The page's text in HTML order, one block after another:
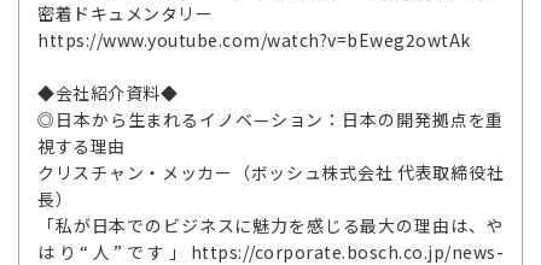
密着ドキュメンタリー
https://www.youtube.com/watch?v=bEweg2owtAk
◆会社紹介資料◆
◎日本から生まれるイノベ—ション：日本の開発拠点を重
視する理由
クリスチャン・メッカー（ボッシュ株式会社 代表取締役社
長）
「私が日本でのビジネスに魅力を感じる最大の理由は、や
はり“人”です」https://corporate.bosch.co.jp/news-